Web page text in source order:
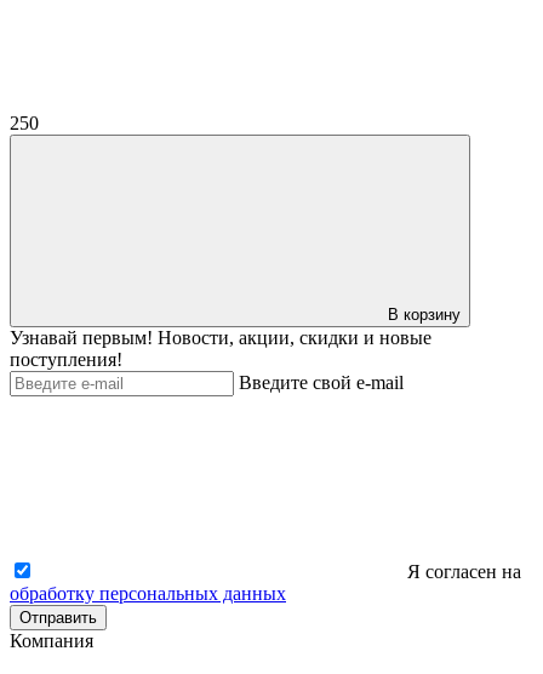
250
В корзину
Узнавай первым! Новости, акции, скидки и новые
поступления!
Введите свой e-mail
Я согласен на
обработку персональных данных
Отправить
Компания